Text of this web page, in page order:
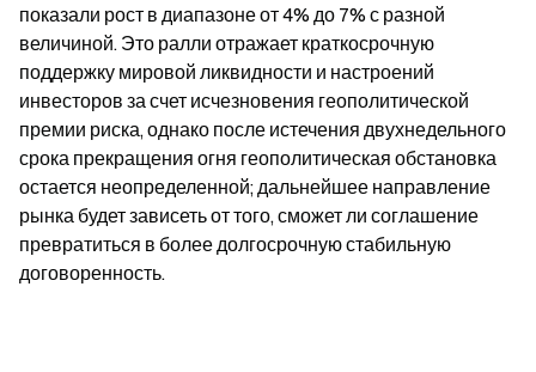
показали рост в диапазоне от 4% до 7% с разной
величиной. Это ралли отражает краткосрочную
поддержку мировой ликвидности и настроений
инвесторов за счет исчезновения геополитической
премии риска, однако после истечения двухнедельного
срока прекращения огня геополитическая обстановка
остается неопределенной; дальнейшее направление
рынка будет зависеть от того, сможет ли соглашение
превратиться в более долгосрочную стабильную
договоренность.